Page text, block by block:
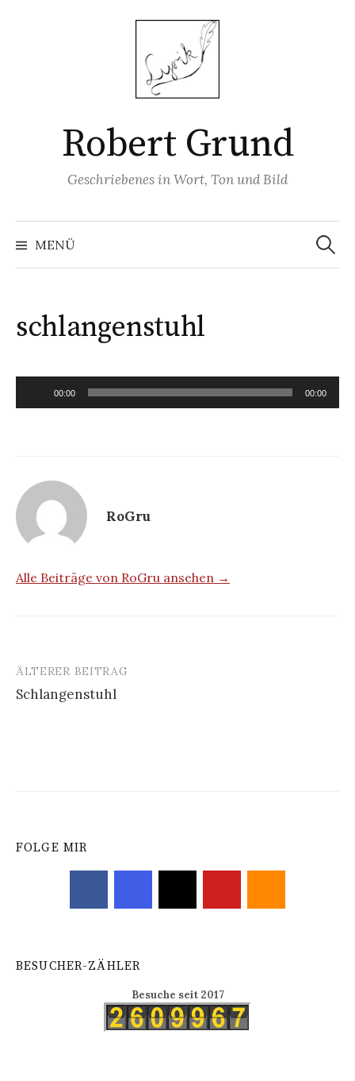
Robert Grund
Geschriebenes in Wort, Ton und Bild
MENÜ
Suchen
nach:
schlangenstuhl
Audio-
Player
00:00 00:00
RoGru
Alle Beiträge von RoGru ansehen →
Beitrags-
Navigation
ÄLTERER BEITRAG
Schlangenstuhl
FOLGE MIR
BESUCHER-ZÄHLER
Besuche seit 2017